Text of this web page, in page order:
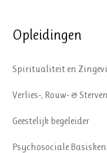
Opleidingen
Spiritualiteit en
Verlies-, Rouw- &
Geestelijk begeleider
Psychosociale